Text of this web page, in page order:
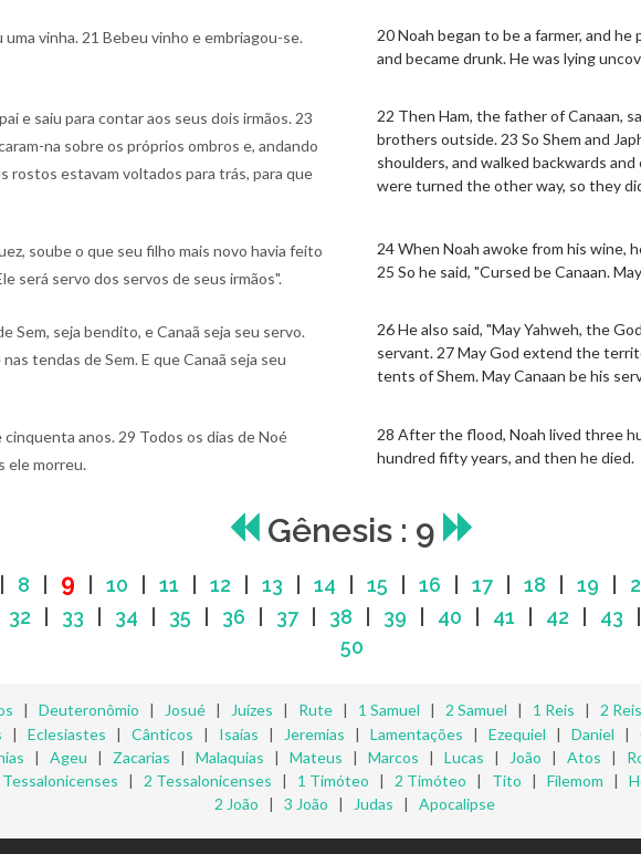
vinha. 21 Bebeu vinho e embriagou-se.
20 Noah began to be a farmer, and
and became drunk. He was lying
e saiu para contar aos seus dois irmãos. 23
na sobre os próprios ombros e, andando
rostos estavam voltados para trás, para que
22 Then Ham, the father of Canaan,
brothers outside. 23 So Shem and
shoulders, and walked backwards
were turned the other way, so they
soube o que seu filho mais novo havia feito
será servo dos servos de seus irmãos".
24 When Noah awoke from his wine,
25 So he said, "Cursed be Canaan.
Sem, seja bendito, e Canaã seja seu servo.
tendas de Sem. E que Canaã seja seu
26 He also said, "May Yahweh, the
servant. 27 May God extend the
tents of Shem. May Canaan be his
anos. 29 Todos os dias de Noé
ele morreu.
28 After the flood, Noah lived three
hundred fifty years, and then he died.
Gênesis : 9
8 9 10 11 12 13 14 15 16 17| 18 19
32 33 34 35 36 37| 38 39 40 41 42 43
50
| Deuteronômio | Josué| Juízes | Rute| 1 Samuel | 2 Samuel | 1 Reis | 2 Reis
| Eclesiastes | Cânticos | Isaías | Jeremias | Lamentações | Ezequiel | Daniel |
| Ageu | Zacarias | Malaquias | Mateus | Marcos | Lucas | João | Atos |
Tessalonicenses | 2 Tessalonicenses | 1 Timóteo | 2 Timóteo | Tito | Filemom |
2 João | 3 João | Judas | Apocalipse